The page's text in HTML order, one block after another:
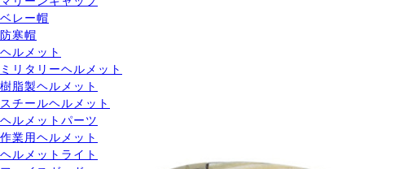
ベレー帽
防寒帽
ヘルメット
ミリタリーヘルメット
樹脂製ヘルメット
スチールヘルメット
ヘルメットパーツ
作業用ヘルメット
ヘルメットライト